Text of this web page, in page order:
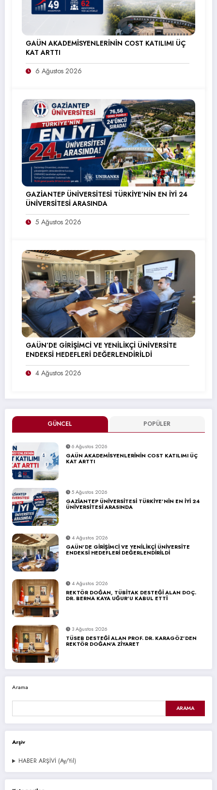
GÜNCEL POPÜLER
6 Ağustos 2026
GAÜN AKADEMİSYENLERİNİN COST KATILIMI ÜÇ
KAT ARTTI
5 Ağustos 2026
GAZİANTEP ÜNİVERSİTESİ TÜRKİYE’NİN EN İYİ 24
ÜNİVERSİTESİ ARASINDA
4 Ağustos 2026
GAÜN’DE GİRİŞİMCİ VE YENİLİKÇİ ÜNİVERSİTE
ENDEKSİ HEDEFLERİ DEĞERLENDİRİLDİ
4 Ağustos 2026
REKTÖR DOĞAN, TÜBİTAK DESTEĞİ ALAN DOÇ.
DR. BERNA KAYA UĞUR’U KABUL ETTİ
3 Ağustos 2026
TÜSEB DESTEĞİ ALAN PROF. DR. KARAGÖZ’DEN
REKTÖR DOĞAN’A ZİYARET
Arama
ARAMA
Arşiv
HABER ARŞİVİ (Ay/Yıl)
GAÜN AKADEMİSYENLERİNİN COST KATILIMI ÜÇ
KAT ARTTI
6 Ağustos 2026
GAZİANTEP ÜNİVERSİTESİ TÜRKİYE’NİN EN İYİ 24
ÜNİVERSİTESİ ARASINDA
5 Ağustos 2026
GAÜN’DE GİRİŞİMCİ VE YENİLİKÇİ ÜNİVERSİTE
ENDEKSİ HEDEFLERİ DEĞERLENDİRİLDİ
4 Ağustos 2026